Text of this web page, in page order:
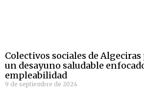
Colectivos sociales de
un desayuno saludable
empleabilidad
9 de septiembre de 2024